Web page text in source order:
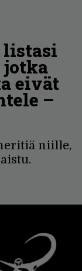
listasi
jotka
eivät
–
niille,